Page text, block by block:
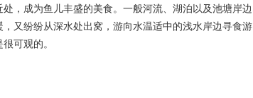
，成为鱼儿丰盛的美食。一般河流、湖泊以及池塘岸边
又纷纷从深水处出窝，游向水温适中的浅水岸边寻食游
可观的。